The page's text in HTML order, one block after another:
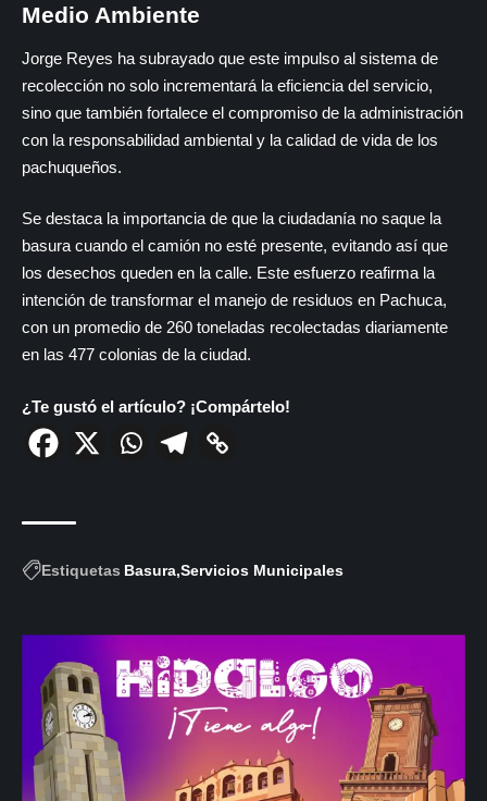
Medio Ambiente
Jorge Reyes ha subrayado que este impulso al sistema de
recolección no solo incrementará la eficiencia del servicio,
sino que también fortalece el compromiso de la administración
con la responsabilidad ambiental y la calidad de vida de los
pachuqueños.
Se destaca la importancia de que la ciudadanía no saque la
basura cuando el camión no esté presente, evitando así que
los desechos queden en la calle. Este esfuerzo reafirma la
intención de transformar el manejo de residuos en Pachuca,
con un promedio de 260 toneladas recolectadas diariamente
en las 477 colonias de la ciudad.
¿Te gustó el artículo? ¡Compártelo!
Estiquetas Basura Servicios Municipales